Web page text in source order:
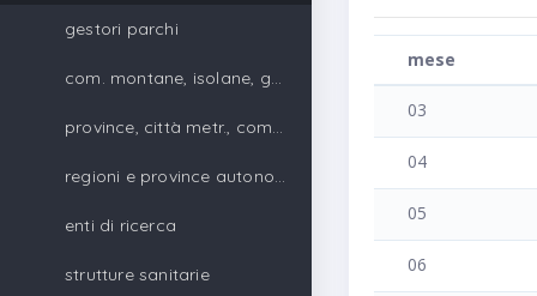
gestori parchi
com. montane, isolane, gestori parchi
province, città metr., comuni, unione di comuni
regioni e province autonome
enti di ricerca
strutture sanitarie
mese
03
04
05
06